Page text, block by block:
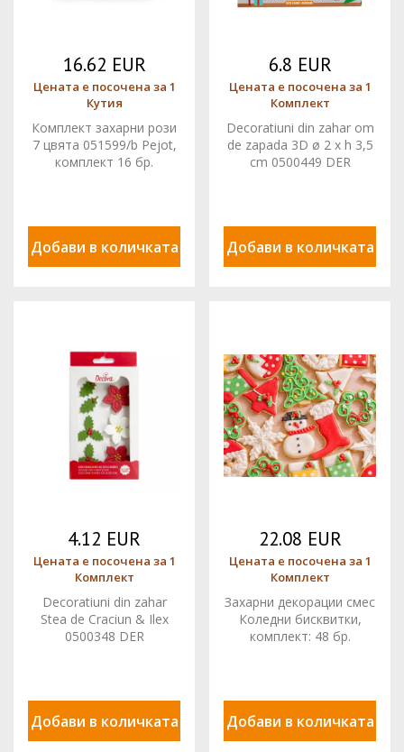
16.62 EUR
Цената е посочена за 1
Кутия
Комплект захарни рози
7 цвята 051599/b Pejot,
комплект 16 бр.
Добави в количката
6.8 EUR
Цената е посочена за 1
Комплект
Decoratiuni din zahar om
de zapada 3D ø 2 x h 3,5
cm 0500449 DER
Добави в количката
4.12 EUR
Цената е посочена за 1
Комплект
Decoratiuni din zahar
Stea de Craciun & Ilex
0500348 DER
Добави в количката
22.08 EUR
Цената е посочена за 1
Комплект
Захарни декорации смес
Коледни бисквитки,
комплект: 48 бр.
Добави в количката